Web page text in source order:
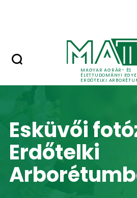
MAGYAR AGRÁR- ÉS
ÉLETTUDOMÁNYI
ERDŐTELKI
Home -
Esküvői
Erdőtelki